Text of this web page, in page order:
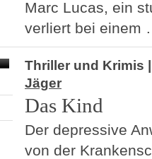
Marc Lucas, ein
verliert bei
Thriller und Krimis
Jäger
Das Kind
Der depressive
von der